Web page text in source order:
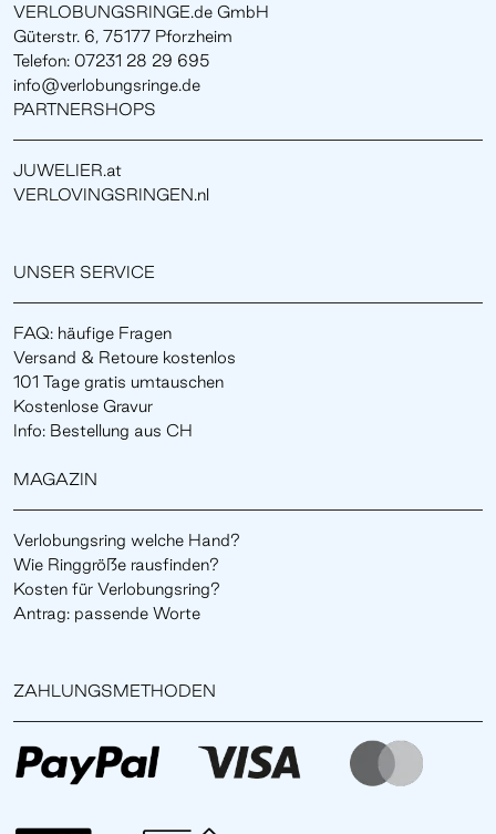
VERLOBUNGSRINGE.de GmbH
Güterstr. 6, 75177 Pforzheim
Telefon: 07231 28 29 695
info@verlobungsringe.de
PARTNERSHOPS
JUWELIER.at
VERLOVINGSRINGEN.nl
UNSER SERVICE
FAQ: häufige Fragen
Versand & Retoure kostenlos
101 Tage gratis umtauschen
Kostenlose Gravur
Info: Bestellung aus CH
MAGAZIN
Verlobungsring welche Hand?
Wie Ringgröße rausfinden?
Kosten für Verlobungsring?
Antrag: passende Worte
ZAHLUNGSMETHODEN